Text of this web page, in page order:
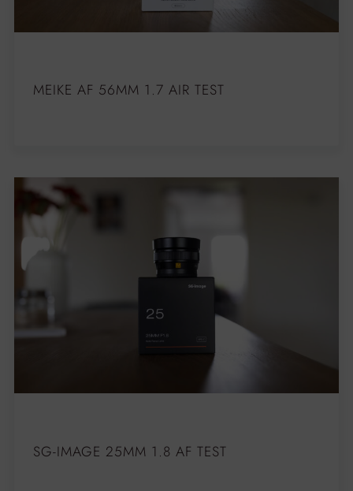
MEIKE AF 56MM 1.7 AIR TEST
SG-IMAGE 25MM 1.8 AF TEST